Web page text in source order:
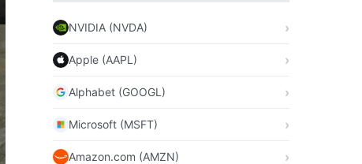
NVIDIA (NVDA)
Apple (AAPL)
Alphabet (GOOGL)
Microsoft (MSFT)
Amazon.com (AMZN)